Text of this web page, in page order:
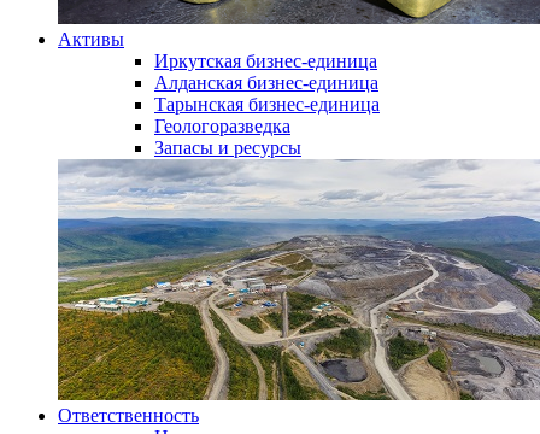
Активы
Иркутская бизнес-единица
Алданская бизнес-единица
Тарынская бизнес-единица
Геологоразведка
Запасы и ресурсы
Ответственность